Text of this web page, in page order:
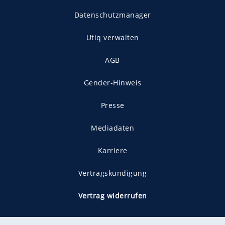
Datenschutzmanager
Utiq verwalten
AGB
Gender-Hinweis
Presse
Mediadaten
Karriere
Vertragskündigung
Vertrag widerrufen